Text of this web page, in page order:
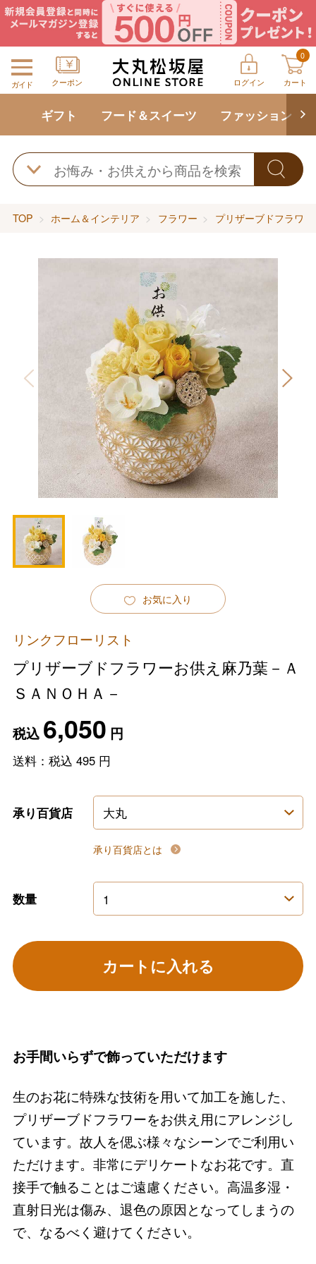
ガイド クーポン ログイン
0
カート
ギフト フード＆スイーツ ファッション
TOP ホーム＆インテリア フラワー プリザーブドフラワー
お気に入り
リンクフローリスト
プリザーブドフラワーお供え麻乃葉－Ａ
ＳＡＮＯＨＡ－
税込6,050 円
送料：税込 495円
承り百貨店
承り百貨店とは
数量
カートに入れる
お手間いらずで飾っていただけます
生のお花に特殊な技術を用いて加工を施した、
プリザーブドフラワーをお供え用にアレンジし
ています。故人を偲ぶ様々なシーンでご利用い
ただけます。非常にデリケートなお花です。直
接手で触ることはご遠慮ください。高温多湿・
直射日光は傷み、退色の原因となってしまうの
で、なるべく避けてください。